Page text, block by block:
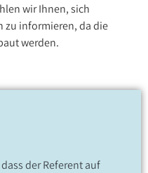
wir Ihnen, sich
zu informieren, da die
werden.
der Referent auf